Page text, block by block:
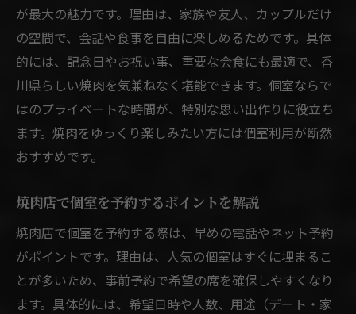
が最大の魅力です。理由は、家族や友人、カップルだけ
の空間で、会話や食事を自由に楽しめるためです。具体
的には、記念日やお祝い事、重要な会食にも最適で、香
川県らしい焼肉を気兼ねなく堪能できます。個室ならで
はのプライベートな時間が、特別な思い出作りに役立ち
ます。焼肉をゆっくり楽しみたい方には個室利用が断然
おすすめです。
焼肉店で個室を予約するポイントを解説
焼肉店で個室を予約する際は、早めの電話やネット予約
がポイントです。理由は、人気の個室はすぐに埋まるこ
とが多いため、事前予約で希望の席を確保しやすくなり
ます。具体的には、希望日時や人数、用途（デート・家